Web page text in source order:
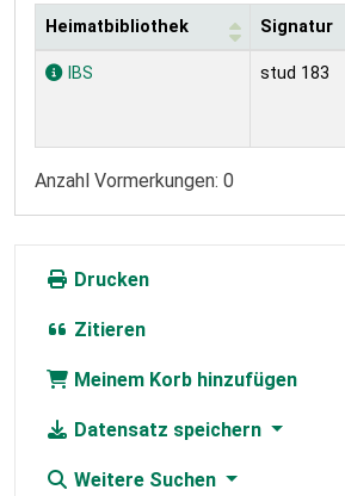
Exemplare
Heimatbibliothek Signatur
IBS stud 183
Anzahl Vormerkungen: 0
Drucken
Zitieren
Meinem Korb hinzufügen
Datensatz speichern
Weitere Suchen